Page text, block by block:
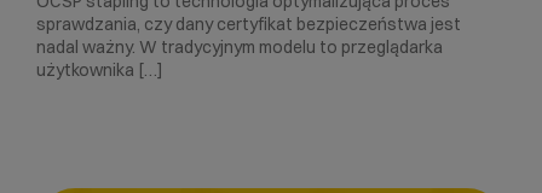
sprawdzania, czy dany certyfikat bezpieczeństwa jest
nadal ważny. W tradycyjnym modelu to przeglądarka
użytkownika […]